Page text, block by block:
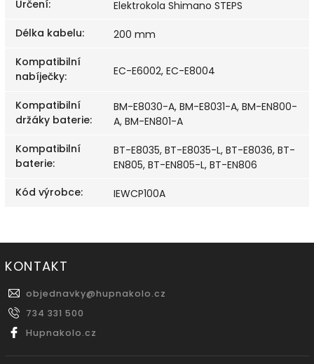
Určení:
Elektrokola Shimano STEPS
Délka kabelu:
200 mm
Kompatibilní
nabíječky: EC-E6002, EC-E8004
Kompatibilní
držáky baterie:
BM-E8030-A, BM-E8031-A, BM-EN800-
A, BM-EN801-A
Kompatibilní
baterie:
BT-E8035, BT-E8035-L, BT-E8036, BT-
EN805, BT-EN805-L, BT-EN806
Kód výrobce: IEWCP100A
KONTAKT
objednavky@hupnakolo.cz
734 331 500
Hupnakolo.cz